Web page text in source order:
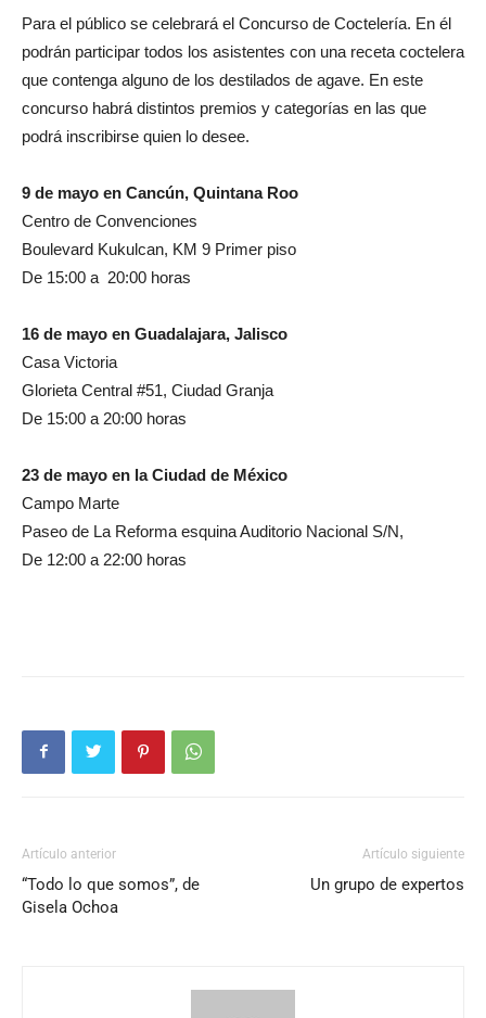
Para el público se celebrará el Concurso de Coctelería. En él
podrán participar todos los asistentes con una receta coctelera
que contenga alguno de los destilados de agave. En este
concurso habrá distintos premios y categorías en las que
podrá inscribirse quien lo desee.
9 de mayo en Cancún, Quintana Roo
Centro de Convenciones
Boulevard Kukulcan, KM 9 Primer piso
De 15:00 a 20:00 horas
16 de mayo en Guadalajara, Jalisco
Casa Victoria
Glorieta Central #51, Ciudad Granja
De 15:00 a 20:00 horas
23 de mayo en la Ciudad de México
Campo Marte
Paseo de La Reforma esquina Auditorio Nacional S/N,
De 12:00 a 22:00 horas
Artículo anterior
“Todo lo que somos”, de
Gisela Ochoa
Artículo siguiente
Un grupo de expertos